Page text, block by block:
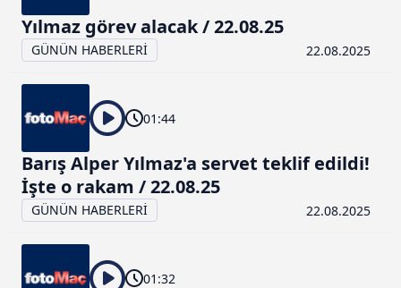
kılınması ve kişiselleştirilmesi ve sizlere yönelik
reklam/pazarlama faaliyetlerinin yapılması, amaçlarıyla
sınırlı olarak açık rızanız dahilinde kullanılacaktır.
Çerezlere ilişkin tercihlerinizi aşağıda yer alan panel
vasıtasıyla belirleyebilirsiniz. Çerezlere ilişkin detaylı bilgi
için Ayarlar butonuna tıklayabilir,
Metnimiziziyaret edebilirsiniz.
6698 sayılı Kişisel Verilerin Korunması Kanunu uyarınca
hazırlanmış Aydınlatma Metnimizi okumak ve sitemizde
almak için lütfen
Yılmaz görev alacak / 22.08.25
GÜNÜN HABERLERİ 22.08.2025
01:44
Barış Alper Yılmaz'a servet teklif edildi!
İşte o rakam / 22.08.25
GÜNÜN HABERLERİ 22.08.2025
01:32